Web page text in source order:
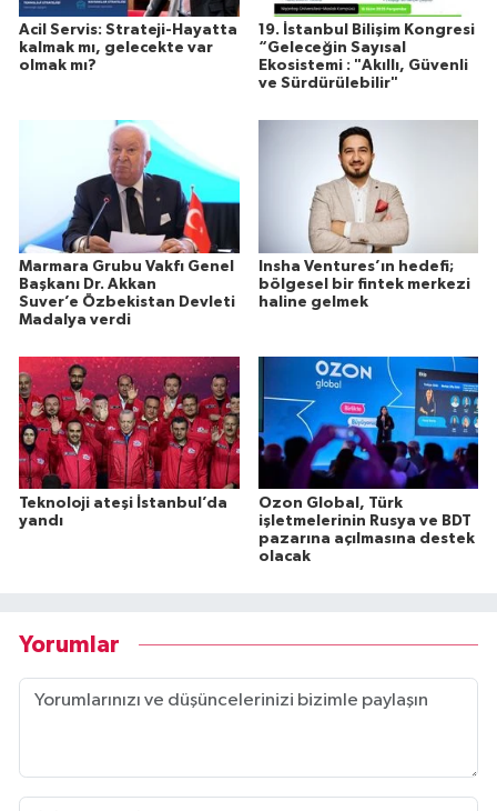
Acil Servis: Strateji-Hayatta
kalmak mı, gelecekte var
olmak mı?
19. İstanbul Bilişim Kongresi
“Geleceğin Sayısal
Ekosistemi : "Akıllı, Güvenli
ve Sürdürülebilir"
Marmara Grubu Vakfı Genel
Başkanı Dr. Akkan
Suver’e Özbekistan Devleti
Madalya verdi
Insha Ventures’ın hedefi;
bölgesel bir fintek merkezi
haline gelmek
Teknoloji ateşi İstanbul’da
yandı
Ozon Global, Türk
işletmelerinin Rusya ve BDT
pazarına açılmasına destek
olacak
Yorumlar